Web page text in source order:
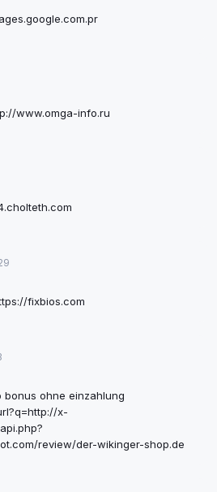
www.omga-info.ru
fixbios.com
bonus ohne einzahlung
x-
review/der-wikinger-shop.de